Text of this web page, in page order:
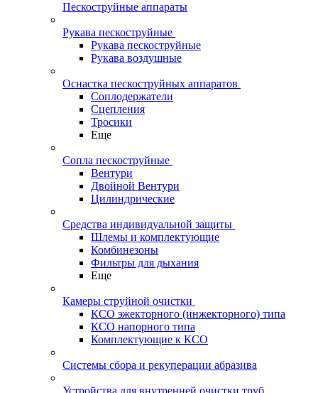
Пескоструйные аппараты
Рукава пескоструйные
Рукава пескоструйные
Рукава воздушные
Оснастка пескоструйных аппаратов
Соплодержатели
Сцепления
Тросики
Еще
Сопла пескоструйные
Вентури
Двойной Вентури
Цилиндрические
Средства индивидуальной защиты
Шлемы и комплектующие
Комбинезоны
Фильтры для дыхания
Еще
Камеры струйной очистки
КСО эжекторного (инжекторного) типа
КСО напорного типа
Комплектующие к КСО
Системы сбора и рекуперации абразива
Устройства для внутренней очистки труб